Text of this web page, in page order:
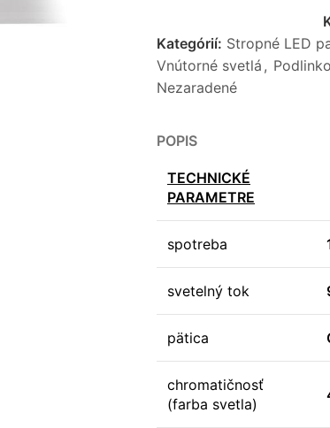
Kategórií: Stropné LED
Vnútorné svetlá ,
Nezaradené
POPIS
TECHNICKÉ
PARAMETRE
spotreba
svetelný tok
pätica
chromatičnosť
(farba svetla)